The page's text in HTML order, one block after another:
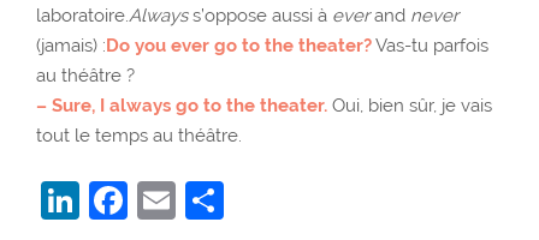
laboratoire.Alwayss’oppose aussi à everand never
(jamais) :Do you ever go to the theater?Vas-tu parfois
au théâtre ?
– Sure, I always go to the theater. Oui, bien sûr, je vais
tout le temps au théâtre.
LinkedIn
Facebook
Email